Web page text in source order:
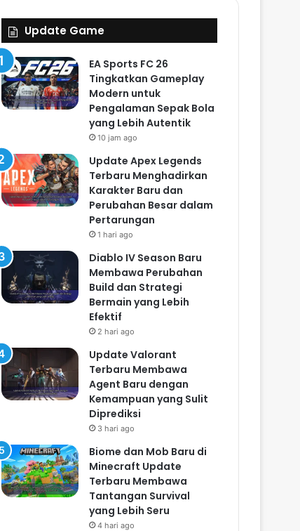
Update Game
EA Sports FC 26
Tingkatkan Gameplay
Modern untuk
Pengalaman Sepak Bola
yang Lebih Autentik
10 jam ago
Update Apex Legends
Terbaru Menghadirkan
Karakter Baru dan
Perubahan Besar dalam
Pertarungan
1 hari ago
Diablo IV Season Baru
Membawa Perubahan
Build dan Strategi
Bermain yang Lebih
Efektif
2 hari ago
Update Valorant
Terbaru Membawa
Agent Baru dengan
Kemampuan yang Sulit
Diprediksi
3 hari ago
Biome dan Mob Baru di
Minecraft Update
Terbaru Membawa
Tantangan Survival
yang Lebih Seru
4 hari ago